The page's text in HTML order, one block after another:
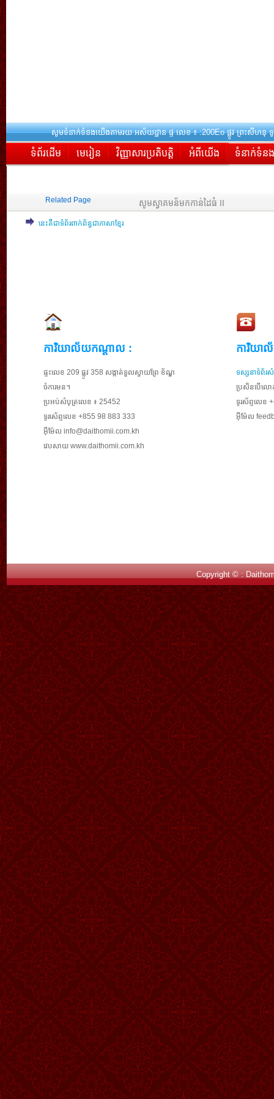
សូមទំនាក់ទំនងយើងតាមរយៈអស័យដ្ឋាន ផ្ទៈលេខ ៖
ទំព័រដើម មេរៀន វិញ្ញាសារប្រតិបត្តិ អំពីយើង ទំនាក់ទំនង
Related Page សូមស្វាគមន័មកកាន់ដៃធំ II
នេះគឺជាទំព័រពាក់ព័ន្ធជាភាសាខ្មែរ
ការិយាល័យកណ្ដាល :
ផ្ទះលេខ 209 ផ្លូវ​ 358 សង្កាត់ទួលស្វាយព្រែ ខ័ណ្ឌ
ចំការមន។
ប្រអប់សំបុត្រលេខ ៖ 25452
ទូរសេ័ព្ទលេខ +855 98 883 333
អ៊ីម៉ែល info@daithomii.com.kh
វេបសាយ www.daithomii.com.kh
ការិយា
ទស្សនាទំព័
ប្រសិនបើលោ
ទូរស័ព្ទលេខ
អ៊ីម៉ែល
Copyright © :